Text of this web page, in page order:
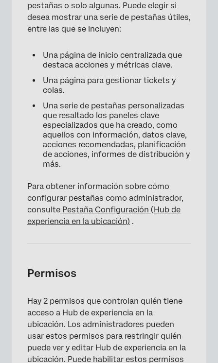
×
pestañas o solo algunas. Puede elegir si
desea mostrar una serie de pestañas útiles,
entre las que se incluyen:
Una página de inicio centralizada que
destaca acciones y métricas clave.
Una página para gestionar tickets y
colas.
Una serie de pestañas personalizadas
que resaltado los paneles clave
especializados que ha creado, como
aquellos con información, datos clave,
acciones recomendadas, planificación
de acciones, informes de distribución y
más.
Para obtener información sobre cómo
configurar pestañas como administrador,
consulte Pestaña Configuración (Hub de
experiencia en la ubicación) .
Permisos
Hay 2 permisos que controlan quién tiene
acceso a Hub de experiencia en la
ubicación. Los administradores pueden
usar estos permisos para restringir quién
puede ver y editar Hub de experiencia en la
ubicación. Puede habilitar estos permisos